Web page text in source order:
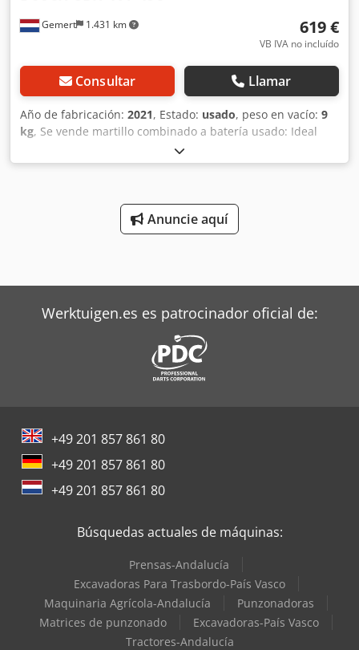
Gemert 1.431 km 619 €
VB IVA no incluído
Consultar Llamar
Año de fabricación: 2021, Estado: usado, peso en vacío: 9
kg, Se vende martillo combinado a batería usado: Ideal
para trabajos pesados. Independiente de la red eléctrica.
Año de fabricación: 2021 Incluye 2 baterías (12 Ah),
stock! Dodpfx Aezqhp EonyokrAnuncie aquí
Werktuigen.es es patrocinador oficial de:
+49 201 857 861 80
+49 201 857 861 80
+49 201 857 861 80
Búsquedas actuales de máquinas:
Prensas-Andalucía
Excavadoras Para Trasbordo-País Vasco
Maquinaria Agrícola-Andalucía
Punzonadoras
Matrices de punzonado
Excavadoras-País Vasco
Tractores-Andalucía